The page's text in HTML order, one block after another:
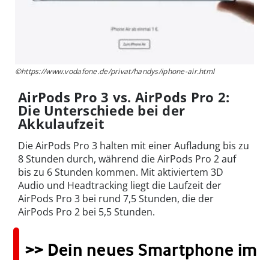
©https://www.vodafone.de/privat/handys/iphone-air.html
AirPods Pro 3 vs. AirPods Pro 2:
Die Unterschiede bei der
Akkulaufzeit
Die AirPods Pro 3 halten mit einer Aufladung bis zu
8 Stunden durch, während die AirPods Pro 2 auf
bis zu 6 Stunden kommen. Mit aktiviertem 3D
Audio und Headtracking liegt die Laufzeit der
AirPods Pro 3 bei rund 7,5 Stunden, die der
AirPods Pro 2 bei 5,5 Stunden.
>> Dein neues Smartphone im